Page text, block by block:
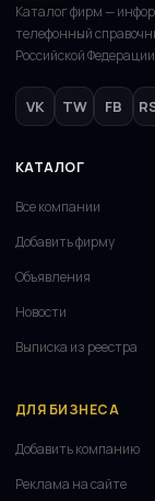
Каталог фирм —
телефонный
Российской
VK TW FB
КАТАЛОГ
Все компании
Добавить фирму
Объявления
Новости
Выписка из реестра
ДЛЯ БИЗНЕСА
Добавить компанию
Реклама на сайте